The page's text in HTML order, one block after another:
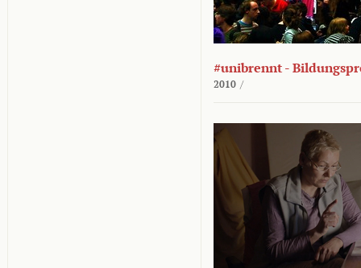
#unibrennt -
2010 /